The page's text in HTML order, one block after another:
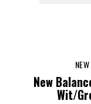
New
Wit/